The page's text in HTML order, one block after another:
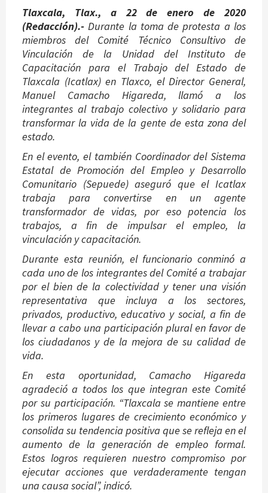
Tlaxcala, Tlax., a 22 de enero de 2020
(Redacción).- Durante la toma de protesta a los
miembros del Comité Técnico Consultivo de
Vinculación de la Unidad del Instituto de
Capacitación para el Trabajo del Estado de
Tlaxcala (Icatlax) en Tlaxco, el Director General,
Manuel Camacho Higareda, llamó a los
integrantes al trabajo colectivo y solidario para
transformar la vida de la gente de esta zona del
estado.
En el evento, el también Coordinador del Sistema
Estatal de Promoción del Empleo y Desarrollo
Comunitario (Sepuede) aseguró que el Icatlax
trabaja para convertirse en un agente
transformador de vidas, por eso potencia los
trabajos, a fin de impulsar el empleo, la
vinculación y capacitación.
Durante esta reunión, el funcionario conminó a
cada uno de los integrantes del Comité a trabajar
por el bien de la colectividad y tener una visión
representativa que incluya a los sectores,
privados, productivo, educativo y social, a fin de
llevar a cabo una participación plural en favor de
los ciudadanos y de la mejora de su calidad de
vida.
En esta oportunidad, Camacho Higareda
agradeció a todos los que integran este Comité
por su participación. “Tlaxcala se mantiene entre
los primeros lugares de crecimiento económico y
consolida su tendencia positiva que se refleja en el
aumento de la generación de empleo formal.
Estos logros requieren nuestro compromiso por
ejecutar acciones que verdaderamente tengan
una causa social”, indicó.